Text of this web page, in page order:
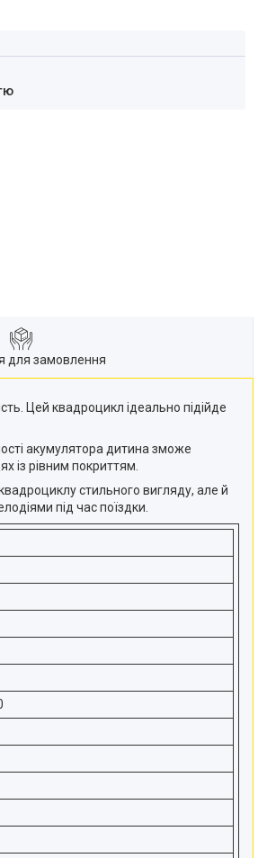
для замовлення
Цей квадроцикл ідеально підійде
акумулятора дитина зможе
із рівним покриттям.
стильного вигляду, але й
під час поїздки.